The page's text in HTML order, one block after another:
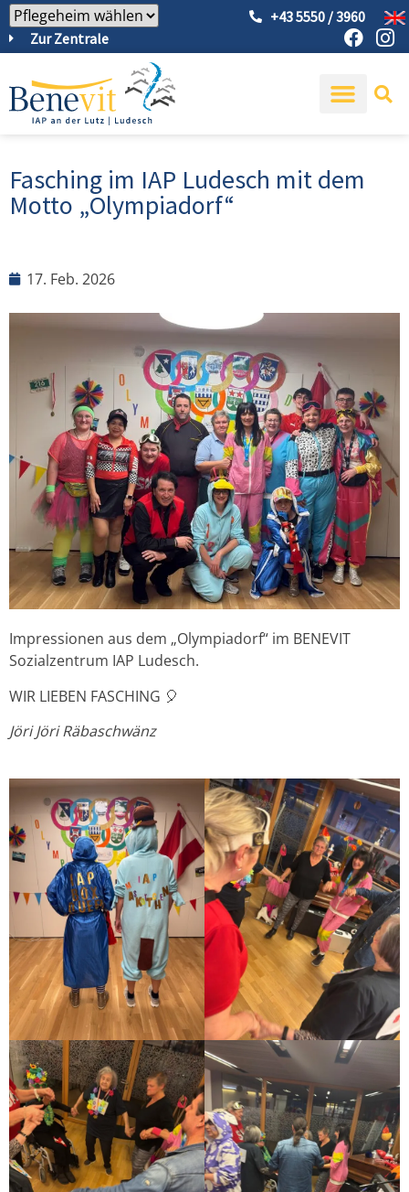
Zur Zentrale
+43 5550 / 3960
Fasching im IAP Ludesch mit dem
Motto „Olympiadorf“
17. Feb. 2026
Impressionen aus dem „Olympiadorf“ im BENEVIT
Sozialzentrum IAP Ludesch.
WIR LIEBEN FASCHING 🎈
Jöri Jöri Räbaschwänz